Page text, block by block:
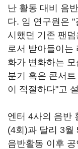
난 활동 대비 음
다. 임 연구원은
시했던 기존 팬덤
로서 받아들이는
화가 변화하는
분기 혹은 콘서
이 적절하다"고
엔터 4사의 음반
(4회)과 달리 3월
음반활동 이후